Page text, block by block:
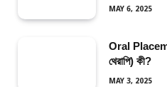
MAY 6, 2025
Oral
থেরাপি) কী?
MAY 3, 2025